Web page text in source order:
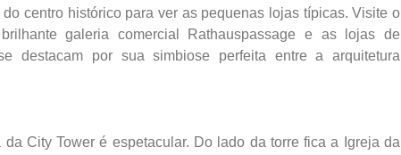
centro histórico para ver as pequenas lojas típicas. Visite o
galeria comercial Rathauspassage e as lojas de
destacam por sua simbiose perfeita entre a arquitetura
City Tower é espetacular. Do lado da torre fica a Igreja da